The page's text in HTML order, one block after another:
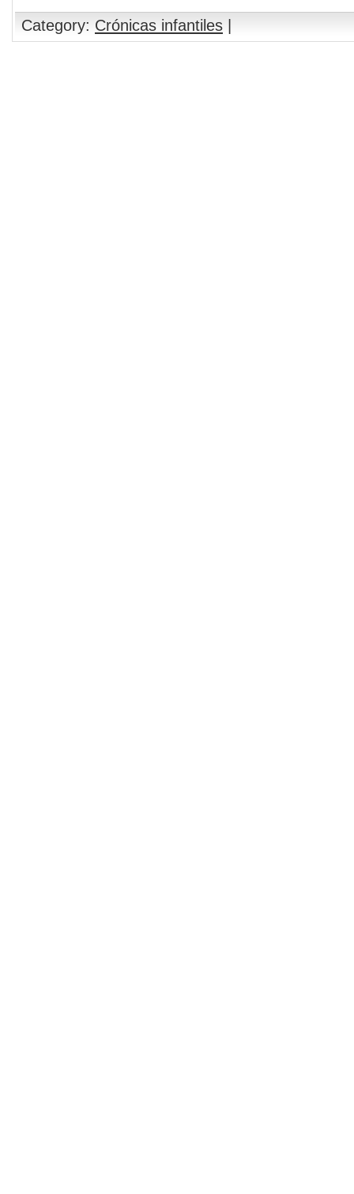
Category: Crónicas infantiles